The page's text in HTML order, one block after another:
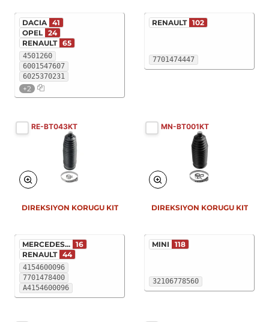
4501260
6001547607
6025370231
+2
DACIA 41
OPEL 24
RENAULT 65
7701474447
RENAULT 102
RE-BT043KT
4154600096
7701478400
A4154600096
MERCEDES... 16
RENAULT 44
DIREKSIYON KORUGU KIT
MN-BT001KT
32106778560
MINI 118
DIREKSIYON KORUGU KIT